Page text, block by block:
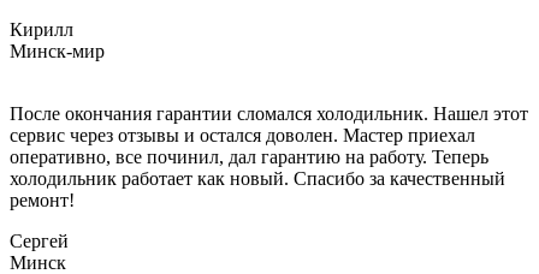
Кирилл
Минск-мир
После окончания гарантии сломался холодильник. Нашел этот
сервис через отзывы и остался доволен. Мастер приехал
оперативно, все починил, дал гарантию на работу. Теперь
холодильник работает как новый. Спасибо за качественный
ремонт!
Сергей
Минск